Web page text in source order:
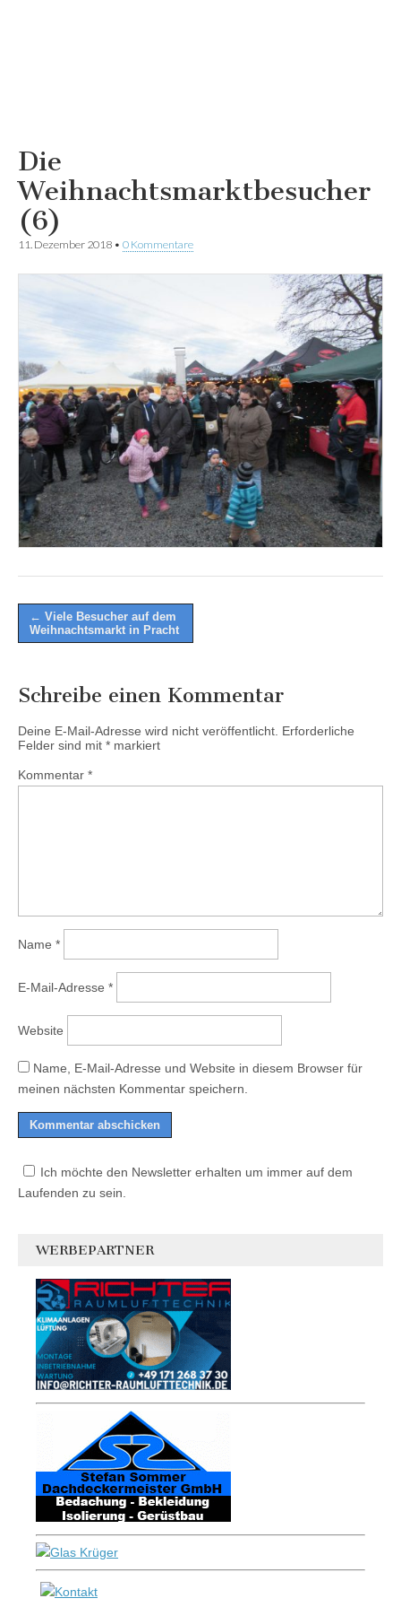
Die
Weihnachtsmarktbesucher
(6)
11. Dezember 2018 • 0 Kommentare
Post
navigation
← Viele Besucher auf dem
Weihnachtsmarkt in Pracht
Schreibe einen Kommentar
Deine E-Mail-Adresse wird nicht veröffentlicht. Erforderliche
Felder sind mit * markiert
Kommentar *
Name *
E-Mail-Adresse *
Website
Name, E-Mail-Adresse und Website in diesem Browser für
meinen nächsten Kommentar speichern.
Ich möchte den Newsletter erhalten um immer auf dem
Laufenden zu sein.
WERBEPARTNER